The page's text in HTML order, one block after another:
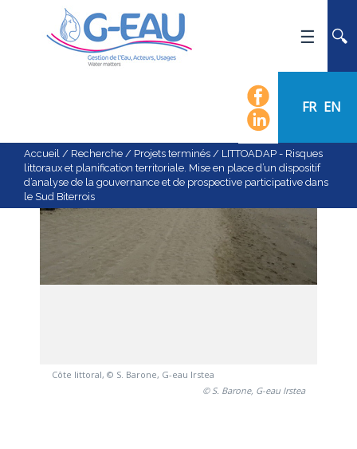
FR EN
ACTUALITÉS
AGENDA
CALENDRIER DES ÉVÈNEMENTS
LISTE DU PERSONNEL
LES DOMAINES SCIENTIFIQUES
PLATEFORMES EXPÉRIMENTALES
Accueil / Recherche / Projets terminés / LITTOADAP - Risques
littoraux et planification territoriale. Mise en place d’un dispositif
d’analyse de la gouvernance et de prospective participative dans
le Sud Biterrois
Côte littoral, © S. Barone, G-eau Irstea
© S. Barone, G-eau Irstea